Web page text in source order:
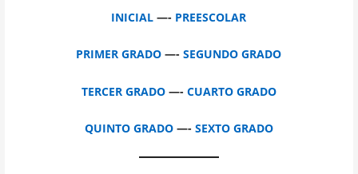
INICIAL—- PREESCOLAR
PRIMER GRADO —-SEGUNDO GRADO
TERCER GRADO—- CUARTO GRADO
QUINTO GRADO—- SEXTO GRADO